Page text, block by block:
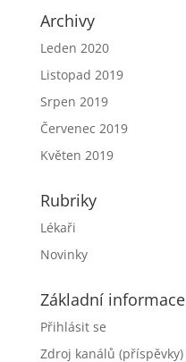
Archivy
Leden 2020
Listopad 2019
Srpen 2019
Červenec 2019
Květen 2019
Rubriky
Lékaři
Novinky
Základní informace
Přihlásit se
Zdroj kanálů (příspěvky)